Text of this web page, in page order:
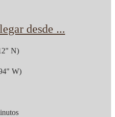
desde ...
N)
W)